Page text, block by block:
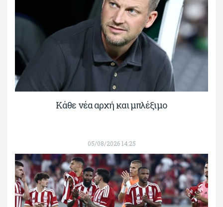
Κάθε νέα αρχή και μπλέξιμο
05/08/2026 14:25